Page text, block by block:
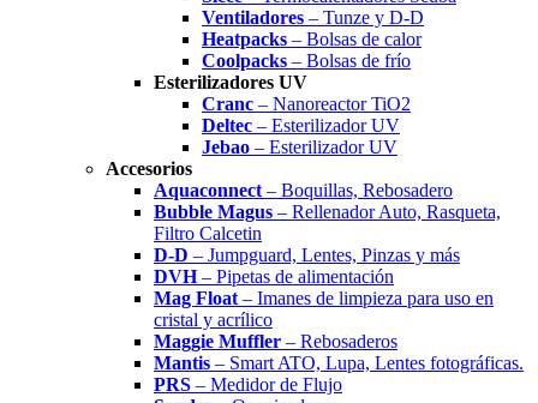
Ventiladores – Tunze y D-D
Heatpacks – Bolsas de calor
Coolpacks – Bolsas de frío
Esterilizadores UV
Cranc – Nanoreactor TiO2
Deltec – Esterilizador UV
Jebao – Esterilizador UV
Accesorios
Aquaconnect – Boquillas, Rebosadero
Bubble Magus – Rellenador Auto, Rasqueta,
Filtro Calcetin
D-D – Jumpguard, Lentes, Pinzas y más
DVH– Pipetas de alimentación
Mag Float – Imanes de limpieza para uso en
cristal y acrílico
Maggie Muffler – Rebosaderos
Mantis – Smart ATO, Lupa, Lentes fotográficas.
PRS – Medidor de Flujo